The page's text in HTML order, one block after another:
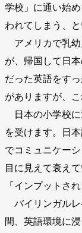
学校」に通い始
われてしまう、と
アメリカで乳幼
が、帰国して日
だった英語をす
がありますが、
日本の小学校に
を受けます。日
でコミュニケー
目に見えて衰え
「インプットさ
バイリンガルレ
間、英語環境に